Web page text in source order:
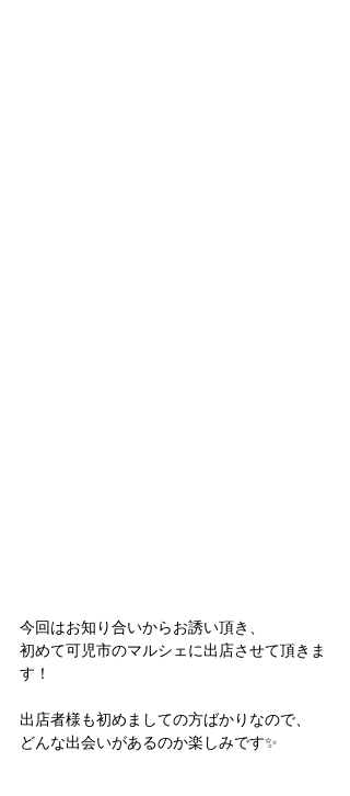
今回はお知り合いからお誘い頂き、
初めて可児市のマルシェに出店させて頂きま
す！
出店者様も初めましての方ばかりなので、
どんな出会いがあるのか楽しみです✨